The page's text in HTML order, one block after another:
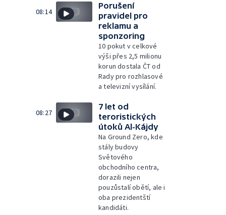
08:14
Porušení
pravidel pro
reklamu a
sponzoring
10 pokut v celkové
výši přes 2,5 milionu
korun dostala ČT od
Rady pro rozhlasové
a televizní vysílání.
08:27
7 let od
teroristických
útoků Al-Kájdy
Na Ground Zero, kde
stály budovy
Světového
obchodního centra,
dorazili nejen
pouzůstalí obětí, ale i
oba prezidentští
kandidáti.